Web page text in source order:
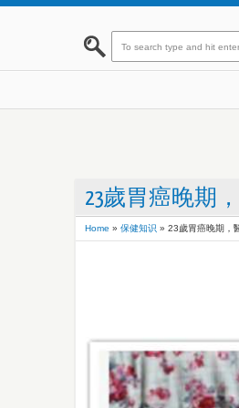
23歲胃癌晚期
Home » 保健知识 » 23歲胃癌晚期，